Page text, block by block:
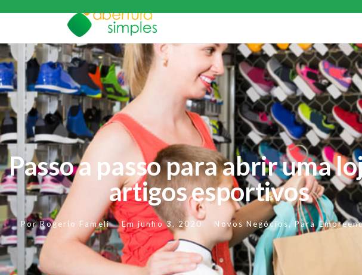
Passo a passo para abrir uma
artigos esportivos
PorRogerio Fameli Em junho 3, 2020 Novos Negócios,Para